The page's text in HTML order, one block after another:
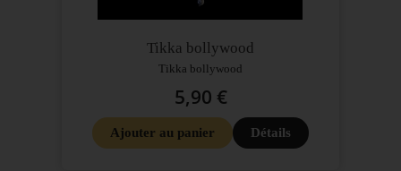
Tikka bollywood
Tikka bollywood
5,90 €
Ajouter au panier Détails